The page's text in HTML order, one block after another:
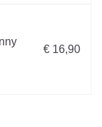
€ 16,90